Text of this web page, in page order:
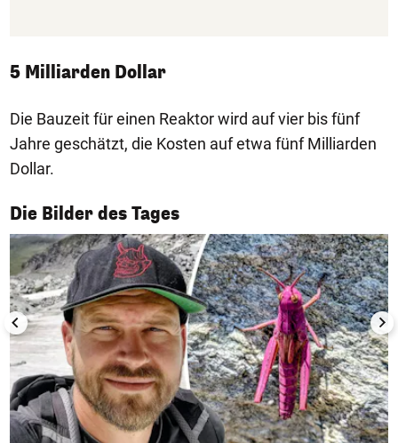
5 Milliarden Dollar
Die Bauzeit für einen Reaktor wird auf vier bis fünf
Jahre geschätzt, die Kosten auf etwa fünf Milliarden
Dollar.
Die Bilder des Tages
1/50